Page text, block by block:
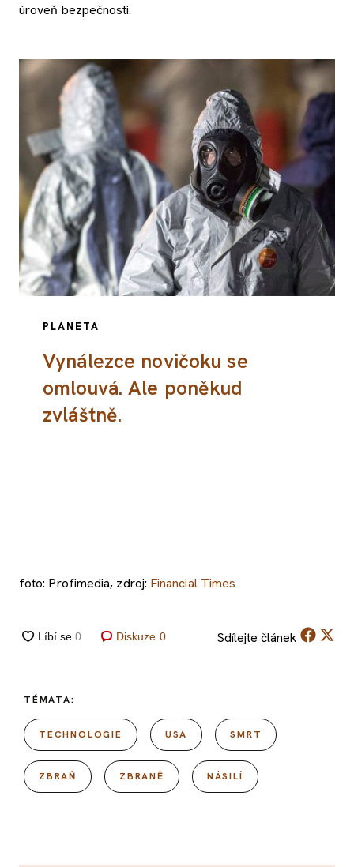
úroveň bezpečnosti.
PLANETA
Vynálezce novičoku se
omlouvá. Ale poněkud
zvláštně.
foto: Profimedia, zdroj: Financial Times
Diskuze 0 Sdílejte článek
TÉMATA:
TECHNOLOGIE USA SMRT
ZBRAŇ ZBRANĚ NÁSILÍ